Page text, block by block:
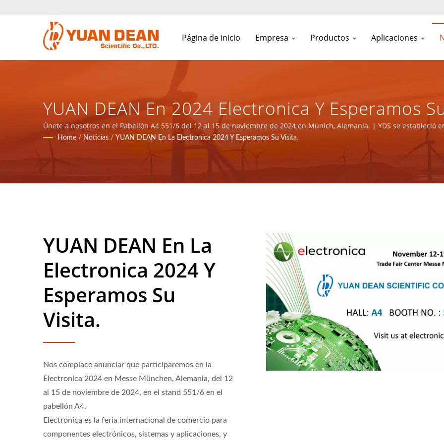
Página de inicio Empresa Productos Aplicaciones
YUAN DEAN En 2024 Electronica Y Esperamos
De Suministros De Energía Y Componentes
14001/IATF 16949 | YUAN DEAN SCIENTIFIC CO.,
Únete a nosotros en el Pabellón A4 551/6 del 12 al 15 de noviembre de 2024 en Múnich, Alemania. | YDS se estableció
electronics se estableció en 1995 en Xiamen, China. Somos el principal fabricante electrónico con certificación ISO 9001,
Home / Noticias / YUAN DEAN En La Electronica 2024 Y Esperamos Su Visita.
YUAN DEAN En La
Electronica 2024 Y
Esperamos Su
Visita.
Nos complace anunciar que participaremos en la
Electronica 2024 en Messe München, Alemania, del 12
al 15 de noviembre de 2024, en el stand 551/6 en el
pabellón A4.
Electronica es la feria internacional de comercio para
componentes electrónicos, sistemas y aplicaciones, y
Convertidor DC-DC Half-
Brick
Convertidor DC-DC 20W 4:1